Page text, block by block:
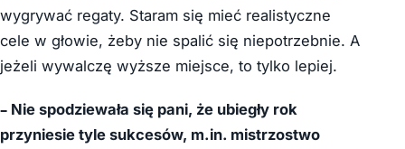
wygrywać regaty. Staram się mieć realistyczne
cele w głowie, żeby nie spalić się niepotrzebnie. A
jeżeli wywalczę wyższe miejsce, to tylko lepiej.
– Nie spodziewała się pani, że ubiegły rok
przyniesie tyle sukcesów, m.in. mistrzostwo